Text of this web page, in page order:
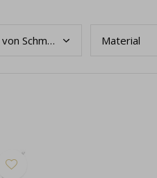
von Schmuck Material